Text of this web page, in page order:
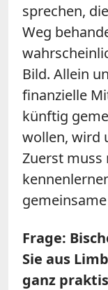
sprechen,
Weg
Bild. Allein
finanzielle
künftig
wollen, wird
Zuerst muss
Frage:
Sie aus
ganz